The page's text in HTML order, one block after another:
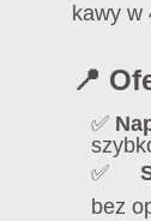
kawy w
📍
✅
✅
bez